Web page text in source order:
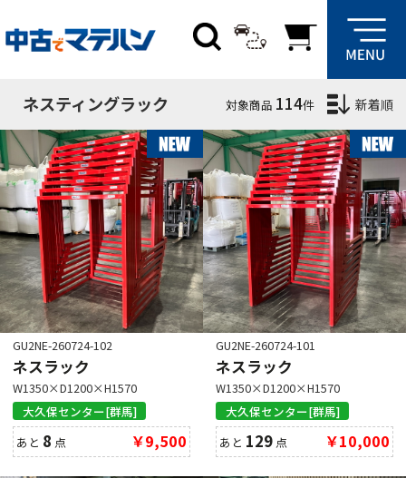
ネスティングラック 対象商品 114件 新着順
GU2NE-260724-102
ネスラック
W1350×D1200×H1570
大久保センター[群馬]
あと 8 点 ￥9,500
GU2NE-260724-101
ネスラック
W1350×D1200×H1570
大久保センター[群馬]
あと 129 点 ￥10,000
絞り込み条件
サイズ
W
mm
D
mm
H
mm
タイプ
正
逆 パレトップ
在庫場所
群馬
埼玉 愛知 大阪